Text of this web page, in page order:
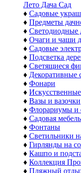
Лето Дача Сад
♦ Садовые
♦ Предметы
♦ Светодиодные
♦ Очаги и чаши
♦ Садовые
♦ Подсветка
♦ Светящиеся
♦ Декоративные
♦ Фонари
♦
♦ Вазы и вазочки
♦ Флорариумы и
♦ Садовая мебель
♦ Фонтаны
♦ Светильники
♦ Гирлянды на
♦ Кашпо и
♦ Коллекция
♦ Пляжный